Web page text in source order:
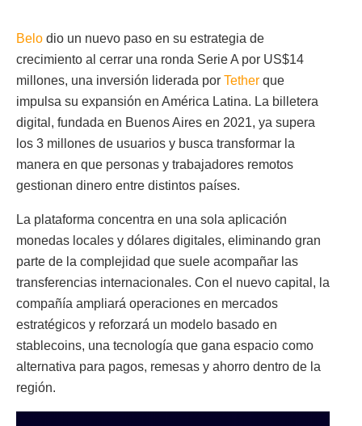
Belo dio un nuevo paso en su estrategia de
crecimiento al cerrar una ronda Serie A por US$14
millones, una inversión liderada por Tether que
impulsa su expansión en América Latina. La billetera
digital, fundada en Buenos Aires en 2021, ya supera
los 3 millones de usuarios y busca transformar la
manera en que personas y trabajadores remotos
gestionan dinero entre distintos países.
La plataforma concentra en una sola aplicación
monedas locales y dólares digitales, eliminando gran
parte de la complejidad que suele acompañar las
transferencias internacionales. Con el nuevo capital, la
compañía ampliará operaciones en mercados
estratégicos y reforzará un modelo basado en
stablecoins, una tecnología que gana espacio como
alternativa para pagos, remesas y ahorro dentro de la
región.